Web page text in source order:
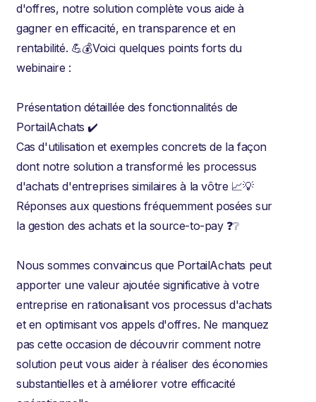
d'offres, notre solution complète vous aide à
gagner en efficacité, en transparence et en
rentabilité. 💪💰Voici quelques points forts du
webinaire :
Présentation détaillée des fonctionnalités de
PortailAchats ✔️
Cas d'utilisation et exemples concrets de la façon
dont notre solution a transformé les processus
d'achats d'entreprises similaires à la vôtre 📈💡
Réponses aux questions fréquemment posées sur
la gestion des achats et la source-to-pay ❓❔
Nous sommes convaincus que PortailAchats peut
apporter une valeur ajoutée significative à votre
entreprise en rationalisant vos processus d'achats
et en optimisant vos appels d'offres. Ne manquez
pas cette occasion de découvrir comment notre
solution peut vous aider à réaliser des économies
substantielles et à améliorer votre efficacité